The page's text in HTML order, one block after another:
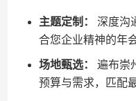
主题定制：
深度沟
合您企业精神的年
场地甄选：
遍布崇
预算与需求，匹配